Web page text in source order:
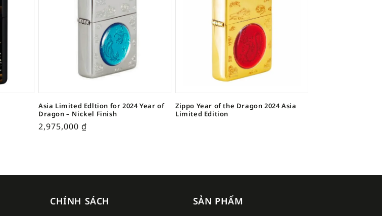
Asia Limited Edltion for 2024 Year of
Dragon – Nickel Finish
2,975,000 ₫
Zippo Year of the Dragon 2024 Asia
Limited Edition
CHÍNH SÁCH SẢN PHẨM